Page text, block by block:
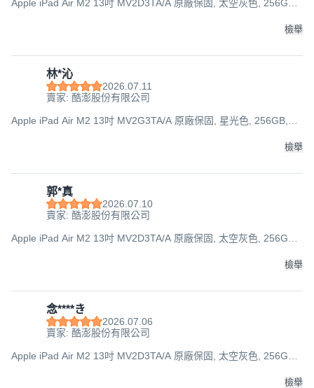
Apple iPad Air M2 13吋 MV2D3TA/A 原廠保固, 太空灰色, 256GB,
檢舉
林*沁
2026.07.11
賣家: 酷澎股份有限公司
Apple iPad Air M2 13吋 MV2G3TA/A 原廠保固, 星光色, 256GB,
檢舉
郭*真
2026.07.10
賣家: 酷澎股份有限公司
Apple iPad Air M2 13吋 MV2D3TA/A 原廠保固, 太空灰色, 256GB,
檢舉
念****き
2026.07.06
賣家: 酷澎股份有限公司
Apple iPad Air M2 13吋 MV2D3TA/A 原廠保固, 太空灰色, 256GB,
檢舉